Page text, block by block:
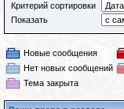
Критерий сортировки
Показать
Новые сообщения
Нет новых сообщений
Тема закрыта